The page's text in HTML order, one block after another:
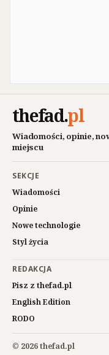
thefad.pl
Wiadomości, opinie,
miejscu
SEKCJE
Wiadomości
Opinie
Nowe technologie
Styl życia
REDAKCJA
Pisz z thefad.pl
English Edition
RODO
© 2026 thefad.pl